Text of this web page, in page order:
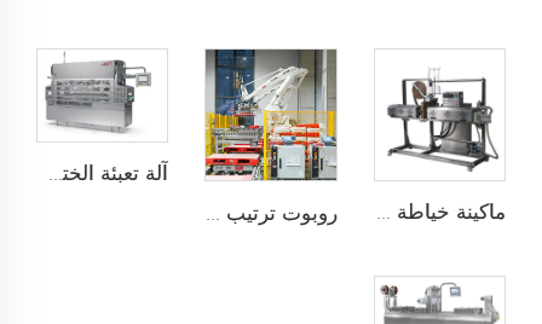
آلة تعبئة الختم على الألواح